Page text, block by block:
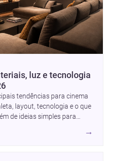
luz e tecnologia
tendências para cinema
layout, tecnologia e o que
de ideias simples para
→